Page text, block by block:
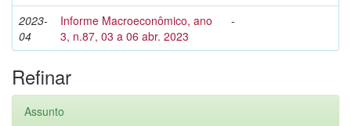
2023-
04
Informe Macroeconômico, ano
3, n.87, 03 a 06 abr. 2023
-
Refinar
Assunto